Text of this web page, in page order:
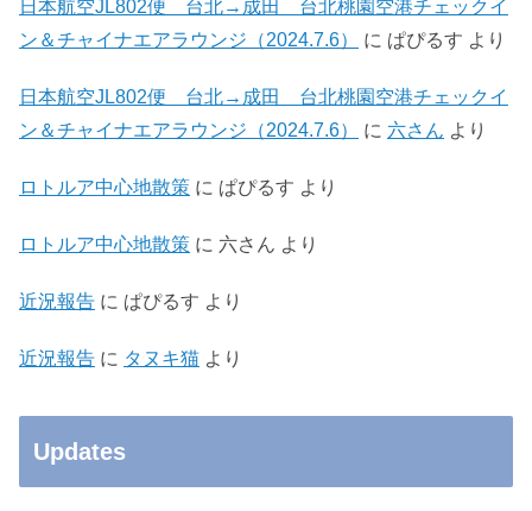
日本航空JL802便 台北→成田 台北桃園空港チェックイ
ン＆チャイナエアラウンジ（2024.7.6）
に ぱぴるす より
日本航空JL802便 台北→成田 台北桃園空港チェックイ
ン＆チャイナエアラウンジ（2024.7.6）
に 六さん より
ロトルア中心地散策 に ぱぴるす より
ロトルア中心地散策 に 六さん より
近況報告 に ぱぴるす より
近況報告 に タヌキ猫 より
Updates